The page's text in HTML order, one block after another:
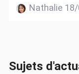
Nathalie
Sujets